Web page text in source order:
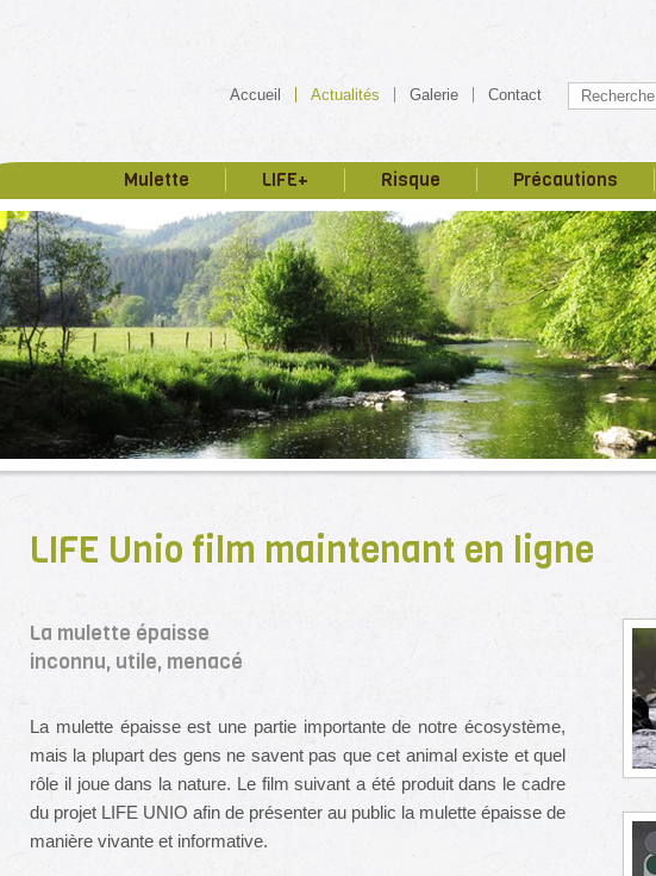
Accueil Actualités Galerie Contact
Mulette LIFE+ Risque Précautions
LIFE Unio film maintenant en ligne
La mulette épaisse
inconnu, utile, menacé
La mulette épaisse est une partie importante de notre écosystème,
mais la plupart des gens ne savent pas que cet animal existe et quel
rôle il joue dans la nature. Le film suivant a été produit dans le cadre
du projet LIFE UNIO afin de présenter au public la mulette épaisse de
manière vivante et informative.